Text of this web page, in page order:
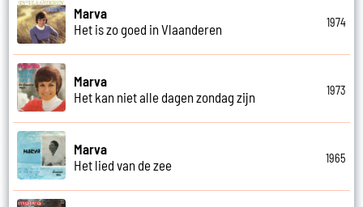
Marva
Het is zo goed in Vlaanderen
1974
Marva
Het kan niet alle dagen zondag zijn
1973
Marva
Het lied van de zee
1965